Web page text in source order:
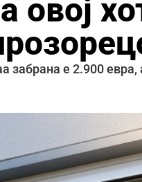
овој
е 2.900 евра,